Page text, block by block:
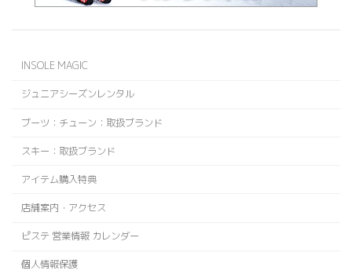
INSOLE MAGIC
ジュニアシーズンレンタル
ブーツ：チューン：取扱ブランド
スキー：取扱ブランド
アイテム購入特典
店舗案内・アクセス
ピステ 営業情報 カレンダー
個人情報保護